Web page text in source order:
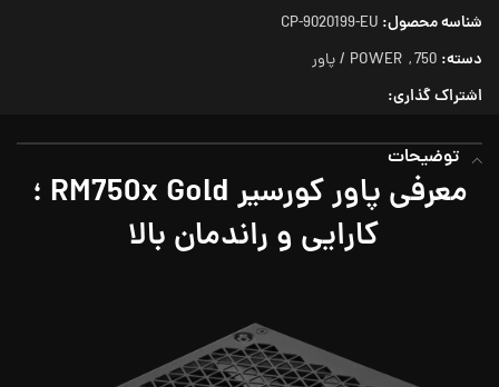
شناسه محصول: CP-9020199-EU
دسته: 750
, POWER / پاور
اشتراک گذاری:
توضیحات
معرفی پاور کورسیر RM750x Gold ؛
کارایی و راندمان بالا